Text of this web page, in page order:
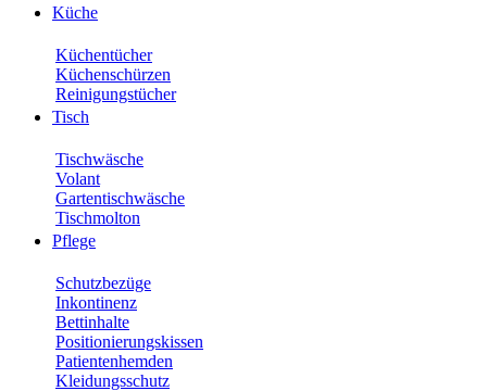
Küche
Küchentücher
Küchenschürzen
Reinigungstücher
Tisch
Tischwäsche
Volant
Gartentischwäsche
Tischmolton
Pflege
Schutzbezüge
Inkontinenz
Bettinhalte
Positionierungskissen
Patientenhemden
Kleidungsschutz